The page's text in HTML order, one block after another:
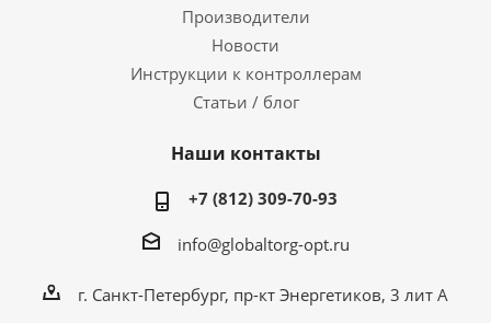
Производители
Новости
Инструкции к контроллерам
Статьи / блог
Наши контакты
+7 (812) 309-70-93
info@globaltorg-opt.ru
г. Санкт-Петербург, пр-кт Энергетиков, 3 лит А